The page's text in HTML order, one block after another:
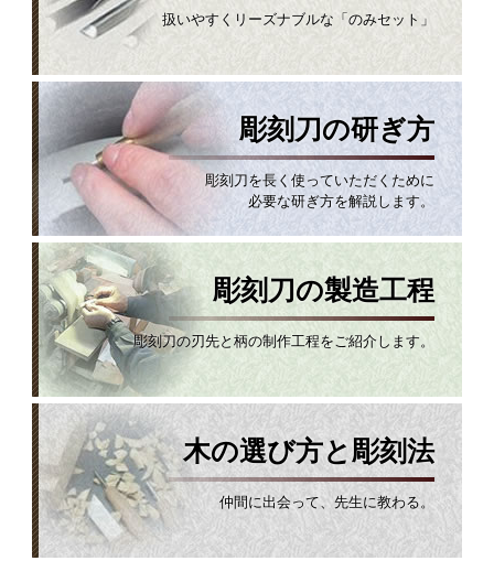
扱いやすくリーズナブルな「のみセット」
彫刻刀の研ぎ方
彫刻刀を長く使っていただくために
必要な研ぎ方を解説します。
彫刻刀の製造工程
彫刻刀の刃先と柄の制作工程をご紹介します。
木の選び方と彫刻法
仲間に出会って、先生に教わる。